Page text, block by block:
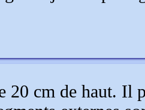
20 cm de haut. Il